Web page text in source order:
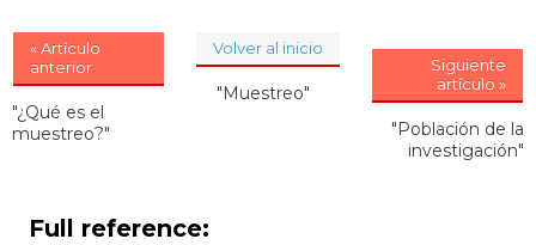
« Artículo
anterior
"¿Qué es el
muestreo?"
Volver al inicio
"Muestreo"
Siguiente
artículo »
"Población de la
investigación"
Full reference: